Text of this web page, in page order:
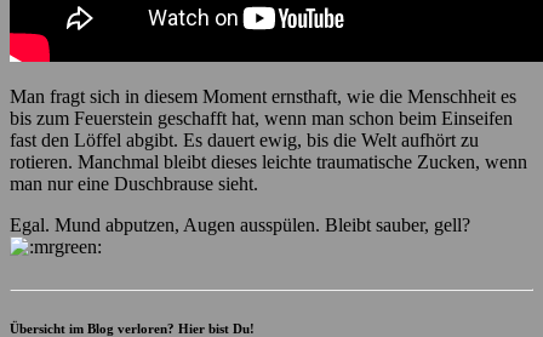
Man fragt sich in diesem Moment ernsthaft, wie die Menschheit es
bis zum Feuerstein geschafft hat, wenn man schon beim Einseifen
fast den Löffel abgibt. Es dauert ewig, bis die Welt aufhört zu
rotieren. Manchmal bleibt dieses leichte traumatische Zucken, wenn
man nur eine Duschbrause sieht.
Egal. Mund abputzen, Augen ausspülen. Bleibt sauber, gell?
Übersicht im Blog verloren? Hier bist Du!